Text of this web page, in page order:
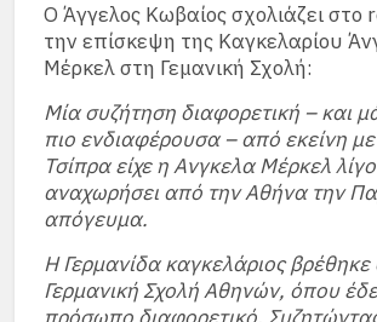
Ο Άγγελος Κωβαίος σχολιάζει στο
την επίσκεψη της Καγκελαρίου
Μέρκελ στη Γεμανική Σχολή:
Μία συζήτηση διαφορετική – και
πιο ενδιαφέρουσα – από εκείνη
Τσίπρα είχε η Ανγκελα Μέρκελ
αναχωρήσει από την Αθήνα την
απόγευμα.
Η Γερμανίδα καγκελάριος βρέθηκε
Γερμανική Σχολή Αθηνών, όπου